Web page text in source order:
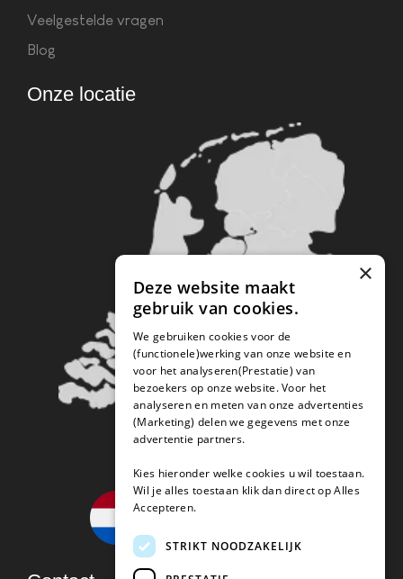
Veelgestelde vragen
Blog
Onze locatie
×
Deze website maakt
gebruik van cookies.
We gebruiken cookies voor de
(functionele)werking van onze website en
voor het analyseren(Prestatie) van
bezoekers op onze website. Voor het
analyseren en meten van onze advertenties
(Marketing) delen we gegevens met onze
advertentie partners.
Kies hieronder welke cookies u wil toestaan.
Wil je alles toestaan klik dan direct op Alles
Accepteren.
STRIKT NOODZAKELIJK